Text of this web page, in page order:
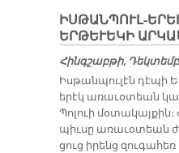
ԻՍԹԱՆՊՈՒԼ-
ԵՐԹԵՒԵԿԻ
Հինգշաբթի,
Իս­թան­պու­լէն դէ­պի
ե­րէկ ա­ռա­ւօ­տեան
Պո­լուի մօ­տա­կայ­քին։
պիւ­սը ա­ռա­ւօ­տեան
ցուց ի­րենց